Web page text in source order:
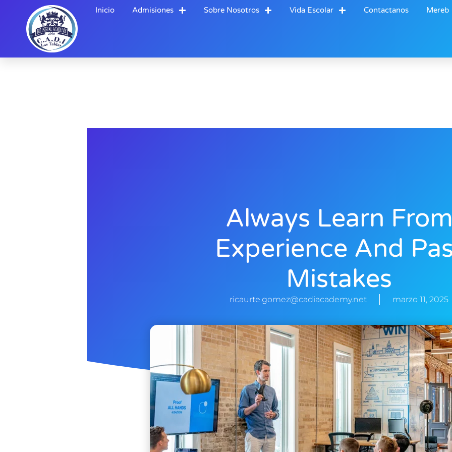
contenido
Inicio Admisiones Sobre Nosotros Vida Escolar Contactanos Mereb
Always Learn
Experience And
Mistakes
ricaurte.gomez@cadiacademy.net marzo 11, 2025